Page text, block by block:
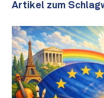
Artikel zum